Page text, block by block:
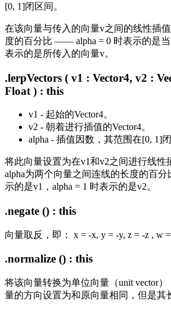
[0, 1]闭区间。
在该向量与传入的向量v之间的线性插
度的百分比 —— alpha = 0 时表示的是当
表示的是所传入的向量v。
.lerpVectors ( v1 : Vector4, v2 :
Float ) : this
v1 - 起始的Vector4。
v2 - 朝着进行插值的Vector4。
alpha - 插值因数，其范围在[0, 1]闭
将此向量设置为在v1和v2之间进行线性
alpha为两个向量之间连线的长度的百
示的是v1，alpha = 1 时表示的是v2。
.negate () : this
向量取反，即： x = -x, y = -y, z = -z , w =
.normalize () : this
将该向量转换为单位向量（unit vector
量的方向设置为和原向量相同，但是其